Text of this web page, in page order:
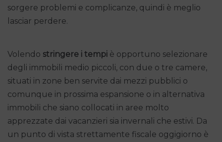
sorgere problemi e complicanze, quindi è meglio
lasciar perdere.
Volendo stringere i tempi è opportuno selezionare
degli immobili medio piccoli, con due o tre camere,
situati in zone ben servite dai mezzi pubblici o
comunque in prossima espansione o in alternativa
immobili che siano collocati in aree molto
apprezzate dai vacanzieri sia invernali che estivi. Da
un punto di vista strettamente fiscale oggigiorno è